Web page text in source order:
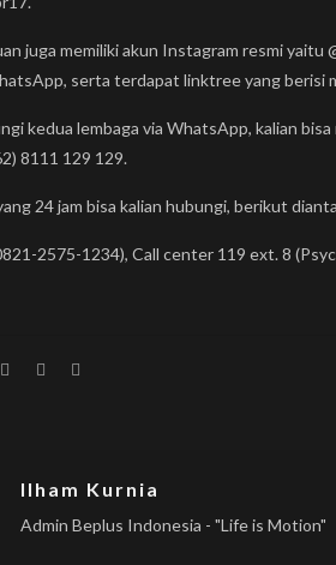
juga memiliki akun Instagram resmi
serta terdapat linktree yang berisi
kedua lembaga via WhatsApp, kalian
8111 129 129.
24 jam bisa kalian hubungi, berikut
2575-1234), Call center 119 ext. 8
Ilham Kurnia
Admin Beplus Indonesia - "Life is Motion"